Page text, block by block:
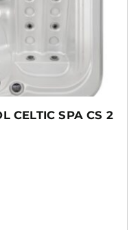
CELTIC SPA CS 2